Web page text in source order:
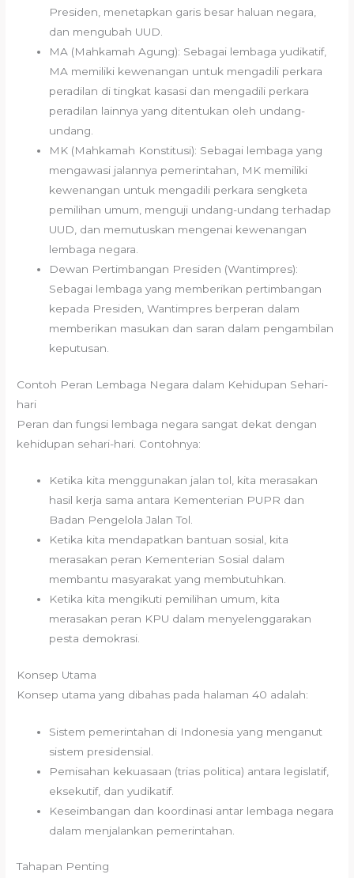
Presiden, menetapkan garis besar haluan negara,
dan mengubah UUD.
MA (Mahkamah Agung): Sebagai lembaga yudikatif,
MA memiliki kewenangan untuk mengadili perkara
peradilan di tingkat kasasi dan mengadili perkara
peradilan lainnya yang ditentukan oleh undang-
undang.
MK (Mahkamah Konstitusi): Sebagai lembaga yang
mengawasi jalannya pemerintahan, MK memiliki
kewenangan untuk mengadili perkara sengketa
pemilihan umum, menguji undang-undang terhadap
UUD, dan memutuskan mengenai kewenangan
lembaga negara.
Dewan Pertimbangan Presiden (Wantimpres):
Sebagai lembaga yang memberikan pertimbangan
kepada Presiden, Wantimpres berperan dalam
memberikan masukan dan saran dalam pengambilan
keputusan.
Contoh Peran Lembaga Negara dalam Kehidupan Sehari-
hari
Peran dan fungsi lembaga negara sangat dekat dengan
kehidupan sehari-hari. Contohnya:
Ketika kita menggunakan jalan tol, kita merasakan
hasil kerja sama antara Kementerian PUPR dan
Badan Pengelola Jalan Tol.
Ketika kita mendapatkan bantuan sosial, kita
merasakan peran Kementerian Sosial dalam
membantu masyarakat yang membutuhkan.
Ketika kita mengikuti pemilihan umum, kita
merasakan peran KPU dalam menyelenggarakan
pesta demokrasi.
Konsep Utama
Konsep utama yang dibahas pada halaman 40 adalah:
Sistem pemerintahan di Indonesia yang menganut
sistem presidensial.
Pemisahan kekuasaan (trias politica) antara legislatif,
eksekutif, dan yudikatif.
Keseimbangan dan koordinasi antar lembaga negara
dalam menjalankan pemerintahan.
Tahapan Penting